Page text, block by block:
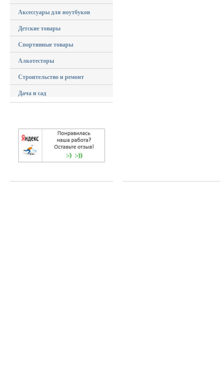
Аксессуары для ноутбуков
Детские товары
Спортивные товары
Алкотесторы
Строительство и ремонт
Дача и сад